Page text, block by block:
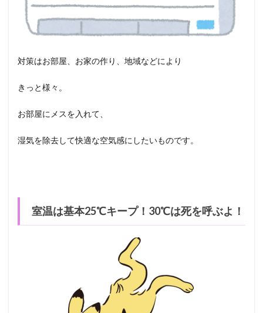
対策はお部屋、お家の作り、地域などにより
きっと様々。
お部屋にメスを入れて、
湿気を除去して快適な空気感にしたいものです。
室温は基本25℃キープ！30℃は死を呼ぶよ！